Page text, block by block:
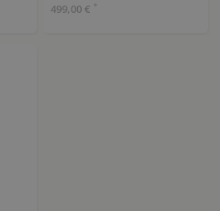
499,00 € *